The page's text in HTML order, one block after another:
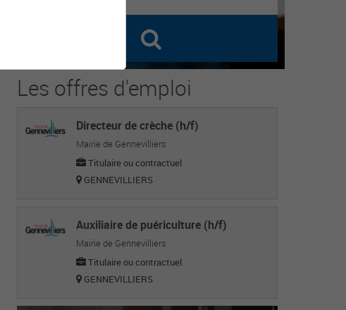
Les offres d'emploi
Directeur de crèche (h/f)
Mairie de Gennevilliers
Titulaire ou contractuel
GENNEVILLIERS
Auxiliaire de puériculture (h/f)
Mairie de Gennevilliers
Titulaire ou contractuel
GENNEVILLIERS